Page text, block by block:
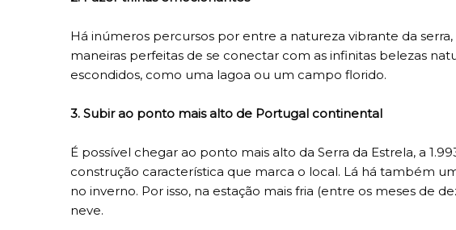
Há inúmeros percursos por entre a natureza vibrante da
maneiras perfeitas de se conectar com as infinitas belezas
escondidos, como uma lagoa ou um campo florido.
3. Subir ao ponto mais alto de Portugal continental
É possível chegar ao ponto mais alto da Serra da Estrela, a
construção característica que marca o local. Lá há também
no inverno. Por isso, na estação mais fria (entre os meses de
neve.